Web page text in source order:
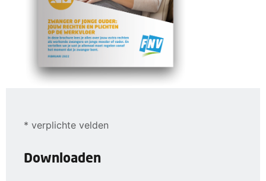
* verplichte velden
Downloaden